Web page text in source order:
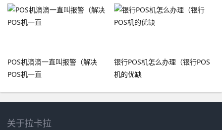
POS机滴滴一直叫报警（解决
POS机一直
银行POS机怎么办理（银行POS
机的优缺
关于拉卡拉